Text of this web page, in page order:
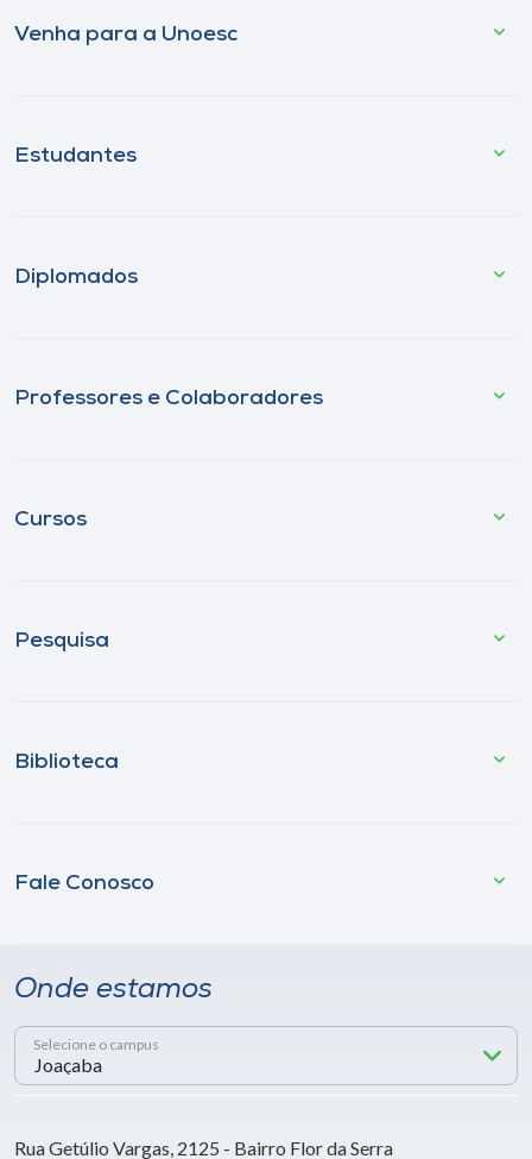
Venha para a Unoesc
Estudantes
Diplomados
Professores e Colaboradores
Cursos
Pesquisa
Biblioteca
Fale Conosco
Onde estamos
Selecione o campus
Rua Getúlio Vargas, 2125 - Bairro Flor da Serra